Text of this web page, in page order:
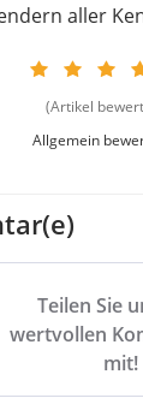
aller
(Artikel
Allgemein
Teilen Sie
wertvollen
mit!